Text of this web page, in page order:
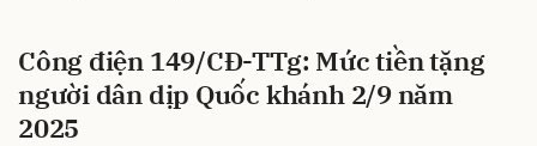
Công điện 149/CĐ-TTg: Mức tiền tặng
người dân dịp Quốc khánh 2/9 năm
2025